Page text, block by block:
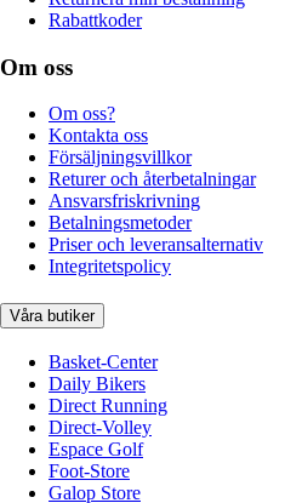
Rabattkoder
Om oss
Om oss?
Kontakta oss
Försäljningsvillkor
Returer och återbetalningar
Ansvarsfriskrivning
Betalningsmetoder
Priser och leveransalternativ
Integritetspolicy
Våra butiker
Basket-Center
Daily Bikers
Direct Running
Direct-Volley
Espace Golf
Foot-Store
Galop Store